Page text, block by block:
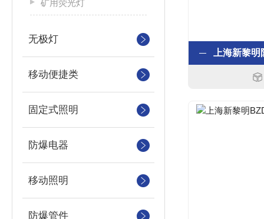
矿用荧光灯
无极灯
移动便捷类
固定式照明
防爆电器
移动照明
防爆管件